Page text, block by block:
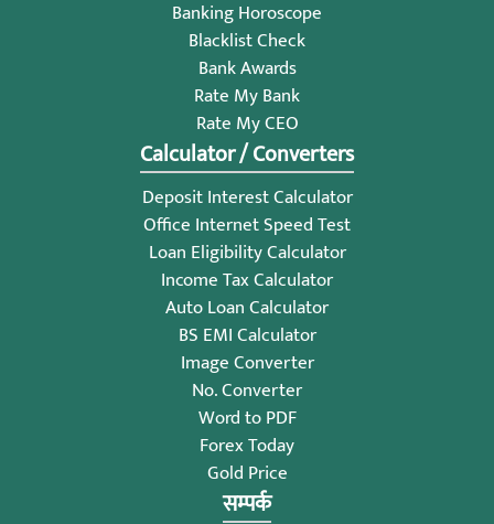
Banking Horoscope
Blacklist Check
Bank Awards
Rate My Bank
Rate My CEO
Calculator / Converters
Deposit Interest Calculator
Office Internet Speed Test
Loan Eligibility Calculator
Income Tax Calculator
Auto Loan Calculator
BS EMI Calculator
Image Converter
No. Converter
Word to PDF
Forex Today
Gold Price
सम्पर्क